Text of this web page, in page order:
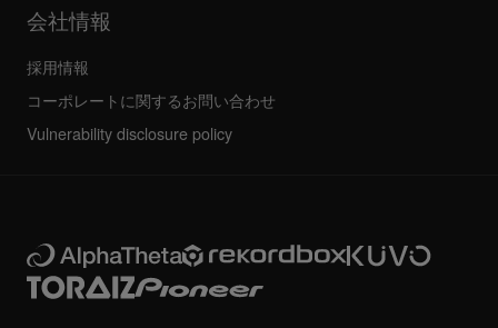
会社情報
採用情報
コーポレートに関するお問い合わせ
Vulnerability disclosure policy